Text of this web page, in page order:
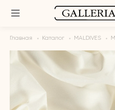
Главная Каталог MALDIVES